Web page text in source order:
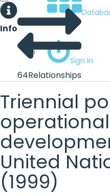
Sign in
Info
64Relationships
Triennial
United
(1999)